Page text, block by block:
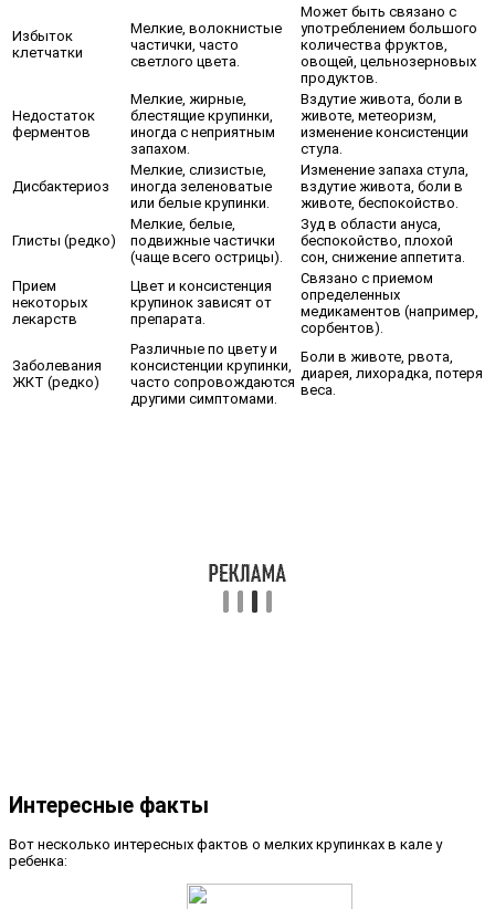
Избыток
клетчатки
Мелкие, волокнистые
частички, часто
светлого цвета.
Может быть связано с
употреблением большого
количества фруктов,
овощей, цельнозерновых
продуктов.
Недостаток
ферментов
Мелкие, жирные,
блестящие крупинки,
иногда с неприятным
запахом.
Вздутие живота, боли в
животе, метеоризм,
изменение консистенции
стула.
Дисбактериоз
Мелкие, слизистые,
иногда зеленоватые
или белые крупинки.
Изменение запаха стула,
вздутие живота, боли в
животе, беспокойство.
Глисты (редко)
Мелкие, белые,
подвижные частички
(чаще всего острицы).
Зуд в области ануса,
беспокойство, плохой
сон, снижение аппетита.
Прием
некоторых
лекарств
Цвет и консистенция
крупинок зависят от
препарата.
Связано с приемом
определенных
медикаментов (например,
сорбентов).
Заболевания
ЖКТ (редко)
Различные по цвету и
консистенции крупинки,
часто сопровождаются
другими симптомами.
Боли в животе, рвота,
диарея, лихорадка, потеря
веса.
Интересные факты
Вот несколько интересных фактов о мелких крупинках в кале у
ребенка: